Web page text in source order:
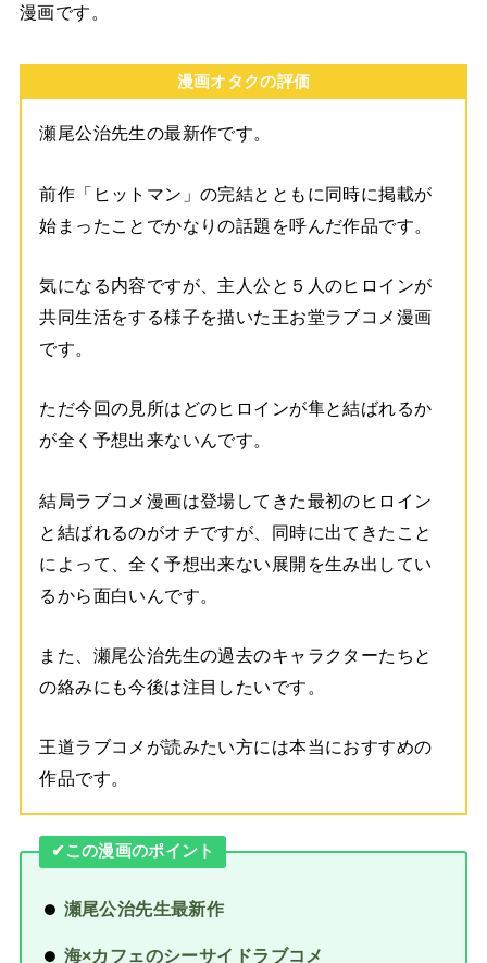
漫画です。
漫画オタクの評価
瀬尾公治先生の最新作です。
前作「ヒットマン」の完結とともに同時に掲載が
始まったことでかなりの話題を呼んだ作品です。
気になる内容ですが、主人公と５人のヒロインが
共同生活をする様子を描いた王お堂ラブコメ漫画
です。
ただ今回の見所はどのヒロインが隼と結ばれるか
が全く予想出来ないんです。
結局ラブコメ漫画は登場してきた最初のヒロイン
と結ばれるのがオチですが、同時に出てきたこと
によって、全く予想出来ない展開を生み出してい
るから面白いんです。
また、瀬尾公治先生の過去のキャラクターたちと
の絡みにも今後は注目したいです。
王道ラブコメが読みたい方には本当におすすめの
作品です。
✔︎この漫画のポイント
瀬尾公治先生最新作
海×カフェのシーサイドラブコメ